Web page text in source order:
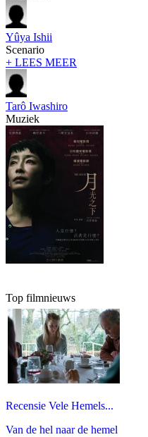
Yûya Ishii
Scenario
+ LEES MEER
Tarô Iwashiro
Muziek
Top filmnieuws
Recensie Vele Hemels...
Van de hel naar de hemel